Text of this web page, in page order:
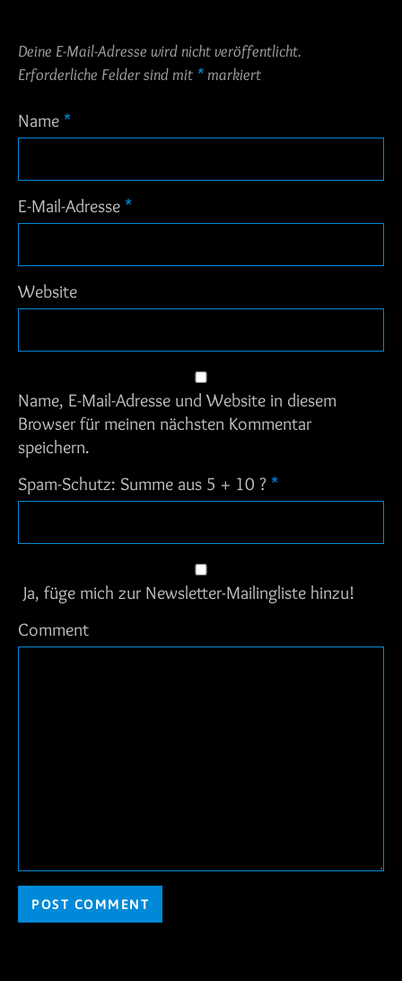
Deine E-Mail-Adresse wird nicht veröffentlicht.
Erforderliche Felder sind mit * markiert
Name *
E-Mail-Adresse *
Website
Name, E-Mail-Adresse und Website in diesem
Browser für meinen nächsten Kommentar
speichern.
Spam-Schutz: Summe aus 5 + 10 ? *
Ja, füge mich zur Newsletter-Mailingliste hinzu!
Comment